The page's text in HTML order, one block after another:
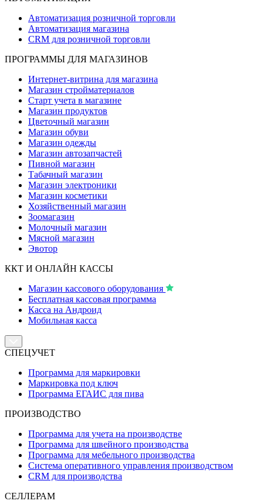
Автоматизация розничной торговли
Автоматизация магазина
CRM для розничной торговли
ПРОГРАММЫ ДЛЯ МАГАЗИНОВ
Интернет-витрина для магазина
Магазин стройматериалов
Старт учета в магазине
Магазин продуктов
Цветочный магазин
Магазин обуви
Магазин одежды
Магазин автозапчастей
Пивной магазин
Табачный магазин
Магазин электроники
Магазин косметики
Хозяйственный магазин
Зоомагазин
Молочный магазин
Мясной магазин
Эвотор
ККТ И ОНЛАЙН КАССЫ
Магазин кассового оборудования
Бесплатная кассовая программа
Касса на Андроид
Мобильная касса
СПЕЦУЧЕТ
Программа для маркировки
Маркировка под ключ
Программа ЕГАИС для пива
ПРОИЗВОДСТВО
Программа для учета на производстве
Программа для швейного производства
Программа для мебельного производства
Система оперативного управления производством
CRM для производства
СЕЛЛЕРАМ